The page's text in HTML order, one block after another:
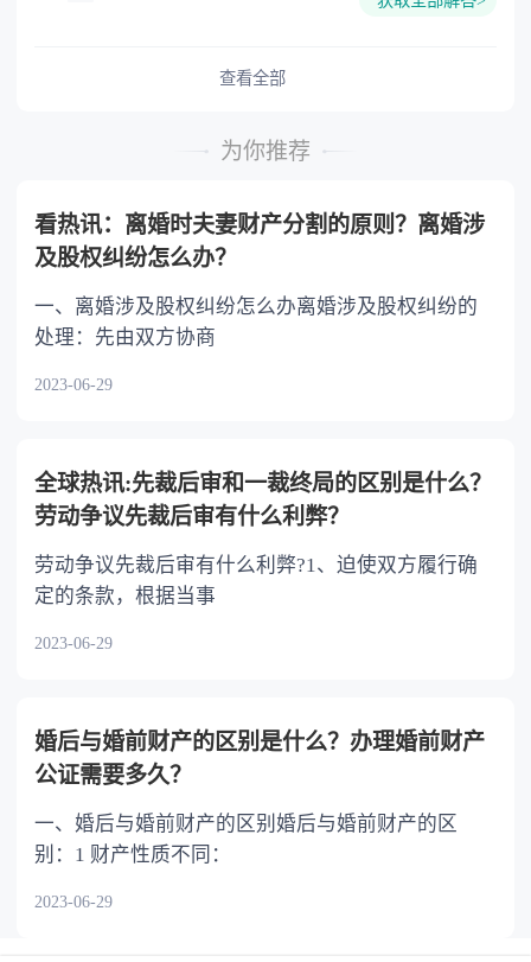
或者与被继承人共同生活的继承人，分配遗产
的继承人，不尽扶养义务的，分配遗产时，应当
查看全部
为你推荐
看热讯：离婚时夫妻财产分割的原则？离婚涉
及股权纠纷怎么办？
一、离婚涉及股权纠纷怎么办离婚涉及股权纠纷的
处理：先由双方协商
2023-06-29
全球热讯:先裁后审和一裁终局的区别是什么？
劳动争议先裁后审有什么利弊？
劳动争议先裁后审有什么利弊?1、迫使双方履行确
定的条款，根据当事
2023-06-29
婚后与婚前财产的区别是什么？办理婚前财产
公证需要多久？
一、婚后与婚前财产的区别婚后与婚前财产的区
别：1 财产性质不同：
2023-06-29